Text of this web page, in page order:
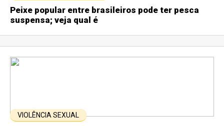
Peixe popular entre brasileiros pode ter pesca
suspensa; veja qual é
VIOLÊNCIA SEXUAL